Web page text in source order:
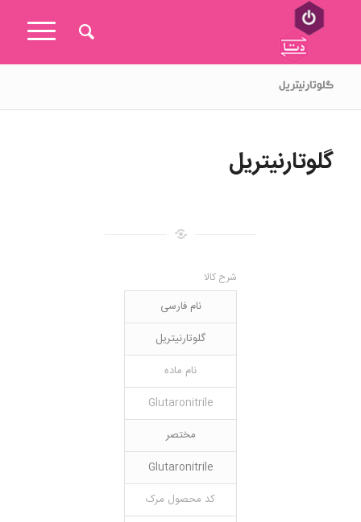
گلوتارنیتریل
گلوتارنیتریل
شرح کالا
نام فارسی
گلوتارنیتریل
نام ماده
Glutaronitrile
مختصر
Glutaronitrile
کد محصول مرک